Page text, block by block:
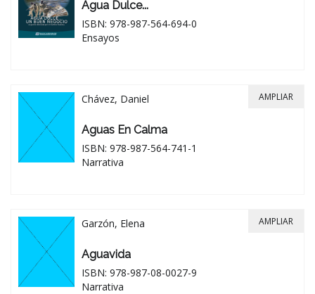
Agua Dulce...
ISBN: 978-987-564-694-0
Ensayos
Chávez, Daniel
Aguas En Calma
ISBN: 978-987-564-741-1
Narrativa
AMPLIAR
Garzón, Elena
Aguavida
ISBN: 978-987-08-0027-9
Narrativa
AMPLIAR